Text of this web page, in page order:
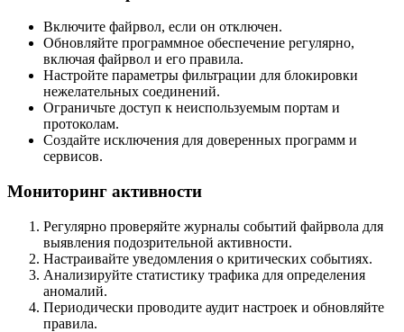
Включите файрвол, если он отключен.
Обновляйте программное обеспечение регулярно,
включая файрвол и его правила.
Настройте параметры фильтрации для блокировки
нежелательных соединений.
Ограничьте доступ к неиспользуемым портам и
протоколам.
Создайте исключения для доверенных программ и
сервисов.
Мониторинг активности
Регулярно проверяйте журналы событий файрвола для
выявления подозрительной активности.
Настраивайте уведомления о критических событиях.
Анализируйте статистику трафика для определения
аномалий.
Периодически проводите аудит настроек и обновляйте
правила.